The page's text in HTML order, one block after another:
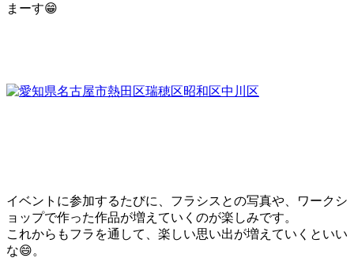
まーす😁
イベントに参加するたびに、フラシスとの写真や、ワークシ
ョップで作った作品が増えていくのが楽しみです。
これからもフラを通して、楽しい思い出が増えていくといい
な😄。